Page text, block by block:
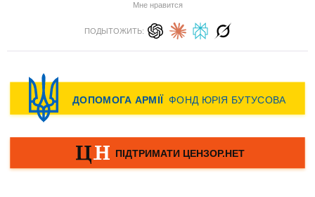
Мне нравится
ПОДЫТОЖИТЬ: